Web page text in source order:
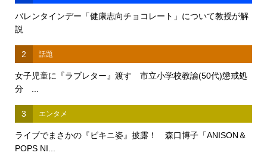
バレンタインデー「健康志向チョコレート」について教授が解
説
2 話題
女子児童に『ラブレター』渡す 市立小学校教諭(50代)懲戒処
分 ...
3 エンタメ
ライブでまさかの『ビキニ姿』披露！ 森口博子「ANISON＆
POPS NI...